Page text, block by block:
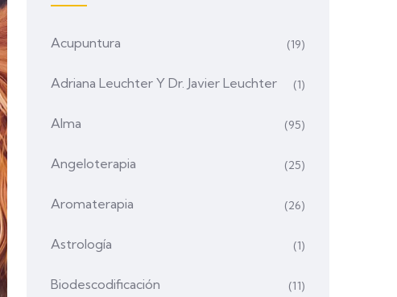
Acupuntura (19)
Adriana Leuchter Y Dr. Javier Leuchter (1)
Alma (95)
Angeloterapia (25)
Aromaterapia (26)
Astrología (1)
Biodescodificación (11)